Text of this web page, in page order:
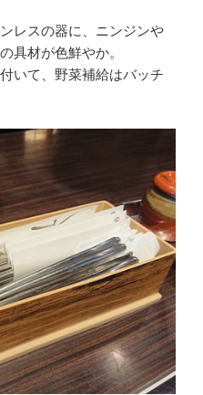
レスの器に、ニンジンや
具材が色鮮やか。
いて、野菜補給はバッチ